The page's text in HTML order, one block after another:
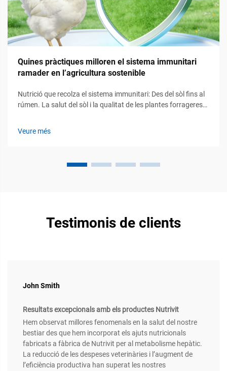
Quines pràctiques milloren el sistema immunitari
ramader en l’agricultura sostenible
Nutrició que recolza el sistema immunitari: Des del sòl fins al
rúmen. La salut del sòl i la qualitat de les plantes forrageres
Veure més
Testimonis de clients
John Smith
Resultats excepcionals amb els productes Nutrivit
Hem observat millores fenomenals en la salut del nostre
bestiar des que hem incorporat els ajuts nutricionals
fabricats a fàbrica de Nutrivit per al metabolisme hepàtic.
La reducció de les despeses veterinàries i l’augment de
l’eficiència productiva han superat les nostres